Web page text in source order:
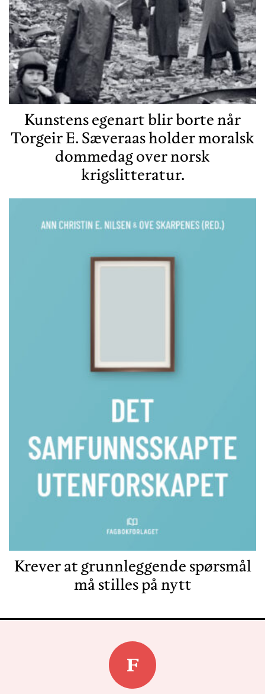
Kunstens egenart blir borte når
Torgeir E. Sæveraas holder moralsk
dommedag over norsk
krigslitteratur.
Krever at grunnleggende spørsmål
må stilles på nytt